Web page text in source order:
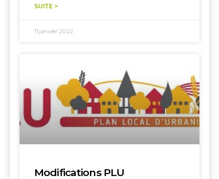
SUITE >
11 janvier 2022
Modifications PLU